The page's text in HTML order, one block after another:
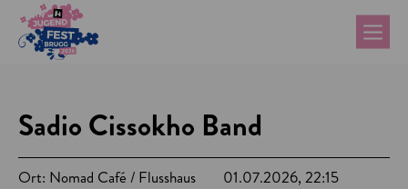
Sadio Cissokho Band
01.07.2026, 22:15
Ort: Nomad Café / Flusshaus